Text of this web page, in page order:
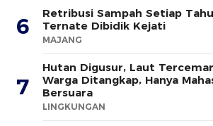
6
Retribusi Sampah Setiap
Ternate Dibidik Kejati
MAJANG
7
Hutan Digusur, Laut
Warga Ditangkap, Hanya
Bersuara
LINGKUNGAN